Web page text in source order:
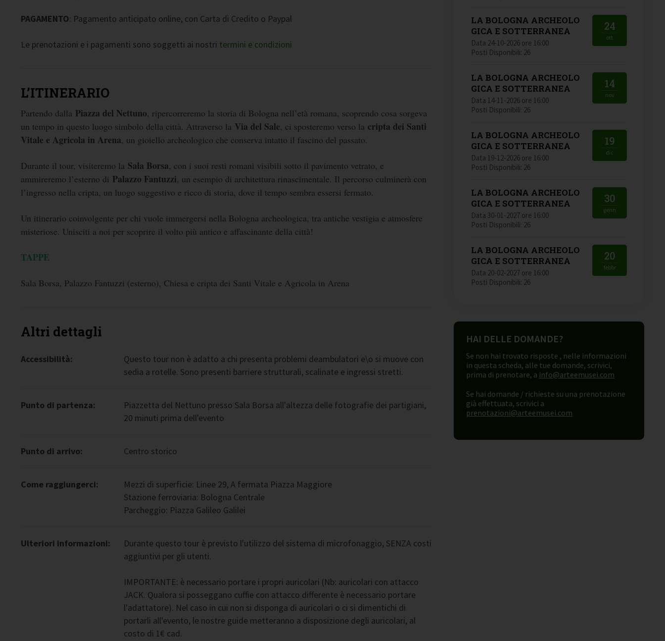
PAGAMENTO: Pagamento anticipato online, con Carta di Credito o Paypal
Le prenotazioni e i pagamenti sono soggetti ai nostri termini e condizioni
L’ITINERARIO
Partendo dalla Piazza del Nettuno, ripercorreremo la storia di Bologna nell’età romana, scoprendo cosa sorgeva
un tempo in questo luogo simbolo della città. Attraverso la Via del Sale, ci sposteremo verso la cripta dei Santi
Vitale e Agricola in Arena, un gioiello archeologico che conserva intatto il fascino del passato.
Durante il tour, visiteremo la Sala Borsa, con i suoi resti romani visibili sotto il pavimento vetrato, e
ammireremo l’esterno di Palazzo Fantuzzi, un esempio di architettura rinascimentale. Il percorso culminerà con
l’ingresso nella cripta, un luogo suggestivo e ricco di storia, dove il tempo sembra essersi fermato.
Un itinerario coinvolgente per chi vuole immergersi nella Bologna archeologica, tra antiche vestigia e atmosfere
misteriose. Unisciti a noi per scoprire il volto più antico e affascinante della città!
TAPPE
Sala Borsa, Palazzo Fantuzzi (esterno), Chiesa e cripta dei Santi Vitale e Agricola in Arena
Altri dettagli
Accessibilità:
Questo tour non è adatto a chi presenta problemi deambulatori e\o si muove con
sedia a rotelle. Sono presenti barriere strutturali, scalinate e ingressi stretti.
Punto di partenza:
Piazzetta del Nettuno presso Sala Borsa all'altezza delle fotografie dei partigiani,
20 minuti prima dell'evento
Punto di arrivo: Centro storico
Come raggiungerci:
Mezzi di superficie: Linee 29, A fermata Piazza Maggiore
Stazione ferroviaria: Bologna Centrale
Parcheggio: Piazza Galileo Galilei
Ulteriori informazioni:
Durante questo tour è previsto l'utilizzo del sistema di microfonaggio, SENZA costi
aggiuntivi per gli utenti.
IMPORTANTE: è necessario portare i propri auricolari (Nb: auricolari con attacco
JACK. Qualora si posseggano cuffie con attacco differente è necessario portare
l'adattatore). Nel caso in cui non si disponga di auricolari o ci si dimentichi di
portarli all'evento, le nostre guide metteranno a disposizione degli auricolari, al
costo di 1€ cad.
LA BOLOGNA ARCHEOLO
GICA E SOTTERRANEA
Data 24-10-2026 ore 16:00
Posti Disponibili: 26
24
ott
LA BOLOGNA ARCHEOLO
GICA E SOTTERRANEA
Data 14-11-2026 ore 16:00
Posti Disponibili: 26
14
nov
LA BOLOGNA ARCHEOLO
GICA E SOTTERRANEA
Data 19-12-2026 ore 16:00
Posti Disponibili: 26
19
dic
LA BOLOGNA ARCHEOLO
GICA E SOTTERRANEA
Data 30-01-2027 ore 16:00
Posti Disponibili: 26
30
genn
LA BOLOGNA ARCHEOLO
GICA E SOTTERRANEA
Data 20-02-2027 ore 16:00
Posti Disponibili: 26
20
febbr
HAI DELLE DOMANDE?
Se non hai trovato risposte , nelle informazioni
in questa scheda, alle tue domande, scrivici,
prima di prenotare, a info@arteemusei.com
Se hai domande / richieste su una prenotazione
già effettuata, scrivici a
prenotazioni@arteemusei.com